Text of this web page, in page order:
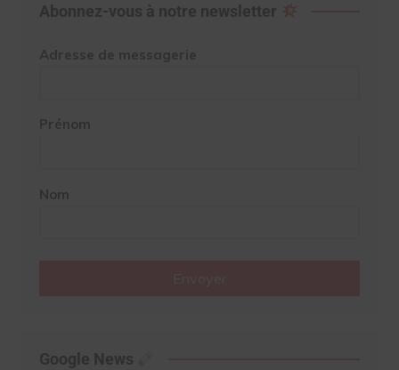
Abonnez-vous à notre newsletter
Adresse de messagerie
Prénom
Nom
Google News